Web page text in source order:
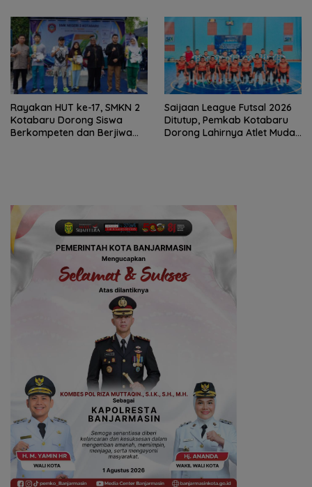
Rayakan HUT ke-17, SMKN 2
Kotabaru Dorong Siswa
Berkompeten dan Berjiwa
Saijaan League Futsal 2026
Ditutup, Pemkab Kotabaru
Dorong Lahirnya Atlet Muda